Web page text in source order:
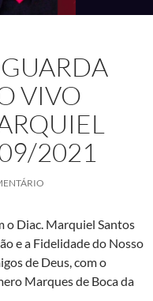
VIVO
2021
o Diac. Marquiel Santos
e a Fidelidade do Nosso
de Deus, com o
Marques de Boca da